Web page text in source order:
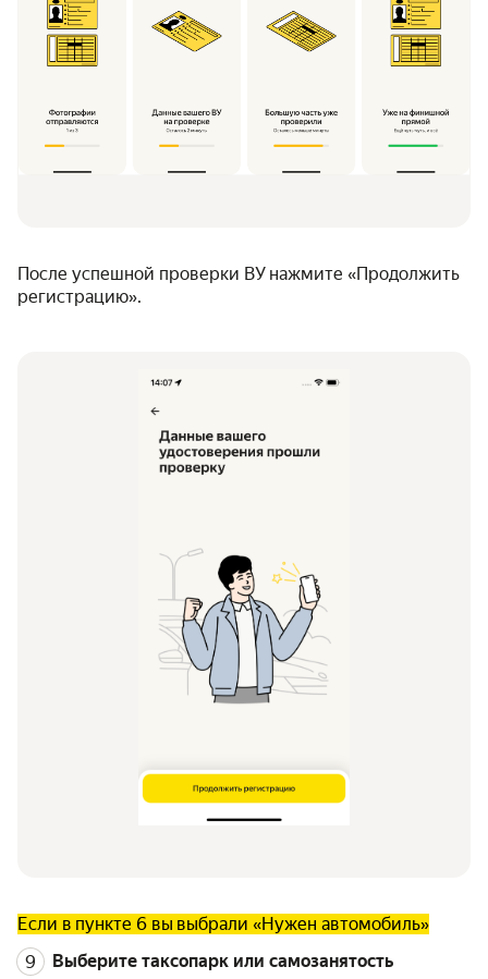
После успешной проверки ВУ нажмите «Продолжить
регистрацию».
Если в пункте 6 вы выбрали «Нужен автомобиль»
Выберите таксопарк или самозанятость